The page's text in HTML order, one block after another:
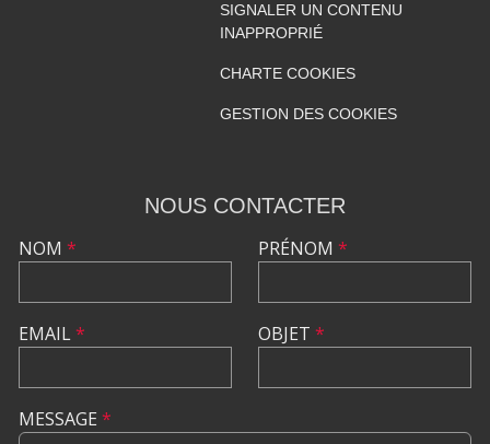
SIGNALER UN CONTENU
INAPPROPRIÉ
CHARTE COOKIES
GESTION DES COOKIES
NOUS CONTACTER
NOM *
EMAIL*
PRÉNOM *
OBJET *
MESSAGE *